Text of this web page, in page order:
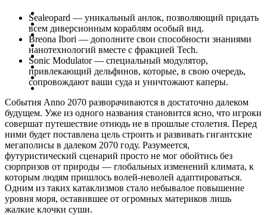
Sealeopard — уникальный анлок, позволяющий придать
всем диверсионным кораблям особый вид.
Breona Ibori — дополните свои способности знаниями
нанотехнологий вместе с фракцией Tech.
Sonic Modulator — специальный модулятор,
привлекающий дельфинов, которые, в свою очередь,
сопровождают ваши суда и уничтожают каперы.
События Anno 2070 разворачиваются в достаточно далеком
будущем. Уже из одного названия становится ясно, что игроки
совершат путешествие отнюдь не в прошлые столетия. Перед
ними будет поставлена цель строить и развивать гигантские
мегаполисы в далеком 2070 году. Разумеется,
футуристический сценарий просто не мог обойтись без
сюрпризов от природы — глобальных изменений климата, к
которым людям пришлось волей-неволей адаптироваться.
Одним из таких катаклизмов стало небывалое повышение
уровня моря, оставившее от огромных материков лишь
жалкие клочки суши.